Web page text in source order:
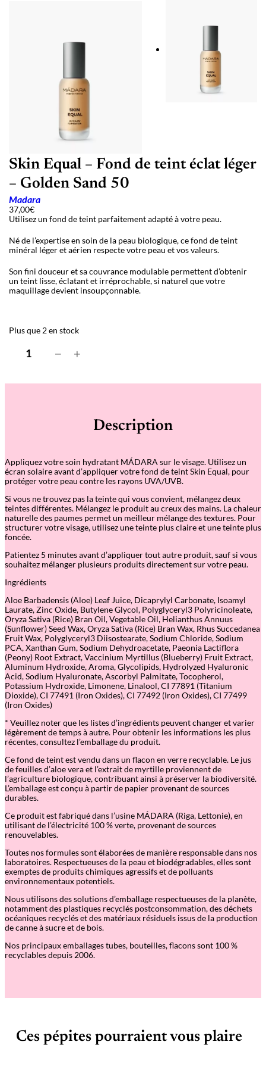
Skin Equal – Fond de teint éclat léger
– Golden Sand 50
Madara
37,00€
Utilisez un fond de teint parfaitement adapté à votre peau.
Né de l’expertise en soin de la peau biologique, ce fond de teint
minéral léger et aérien respecte votre peau et vos valeurs.
Son fini douceur et sa couvrance modulable permettent d’obtenir
un teint lisse, éclatant et irréprochable, si naturel que votre
maquillage devient insoupçonnable.
Plus que 2 en stock
t
i
n
E
u
a
l
–
F
n
d
e
t
e
i
n
t
é
c
l
a
t
l
é
g
e
r
–
o
l
d
e
n
a
n
d
0
− +
Description
Appliquez votre soin hydratant MÁDARA sur le visage. Utilisez un
écran solaire avant d’appliquer votre fond de teint Skin Equal, pour
protéger votre peau contre les rayons UVA/UVB.
Si vous ne trouvez pas la teinte qui vous convient, mélangez deux
teintes différentes. Mélangez le produit au creux des mains. La chaleur
naturelle des paumes permet un meilleur mélange des textures. Pour
structurer votre visage, utilisez une teinte plus claire et une teinte plus
foncée.
Patientez 5 minutes avant d’appliquer tout autre produit, sauf si vous
souhaitez mélanger plusieurs produits directement sur votre peau.
Ingrédients
Aloe Barbadensis (Aloe) Leaf Juice, Dicaprylyl Carbonate, Isoamyl
Laurate, Zinc Oxide, Butylene Glycol, Polyglyceryl3 Polyricinoleate,
Oryza Sativa (Rice) Bran Oil, Vegetable Oil, Helianthus Annuus
(Sunflower) Seed Wax, Oryza Sativa (Rice) Bran Wax, Rhus Succedanea
Fruit Wax, Polyglyceryl3 Diisostearate, Sodium Chloride, Sodium
PCA, Xanthan Gum, Sodium Dehydroacetate, Paeonia Lactiflora
(Peony) Root Extract, Vaccinium Myrtillus (Blueberry) Fruit Extract,
Aluminum Hydroxide, Aroma, Glycolipids, Hydrolyzed Hyaluronic
Acid, Sodium Hyaluronate, Ascorbyl Palmitate, Tocopherol,
Potassium Hydroxide, Limonene, Linalool, CI 77891 (Titanium
Dioxide), CI 77491 (Iron Oxides), CI 77492 (Iron Oxides), CI 77499
(Iron Oxides)
* Veuillez noter que les listes d’ingrédients peuvent changer et varier
légèrement de temps à autre. Pour obtenir les informations les plus
récentes, consultez l’emballage du produit.
Ce fond de teint est vendu dans un flacon en verre recyclable. Le jus
de feuilles d’aloe vera et l’extrait de myrtille proviennent de
l’agriculture biologique, contribuant ainsi à préserver la biodiversité.
L’emballage est conçu à partir de papier provenant de sources
durables.
Ce produit est fabriqué dans l’usine MÁDARA (Riga, Lettonie), en
utilisant de l’électricité 100 % verte, provenant de sources
renouvelables.
Toutes nos formules sont élaborées de manière responsable dans nos
laboratoires. Respectueuses de la peau et biodégradables, elles sont
exemptes de produits chimiques agressifs et de polluants
environnementaux potentiels.
Nous utilisons des solutions d’emballage respectueuses de la planète,
notamment des plastiques recyclés postconsommation, des déchets
océaniques recyclés et des matériaux résiduels issus de la production
de canne à sucre et de bois.
Nos principaux emballages tubes, bouteilles, flacons sont 100 %
recyclables depuis 2006.
Ces pépites pourraient vous plaire